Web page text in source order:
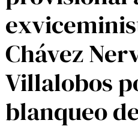
Chávez
Villalobos
blanqueo